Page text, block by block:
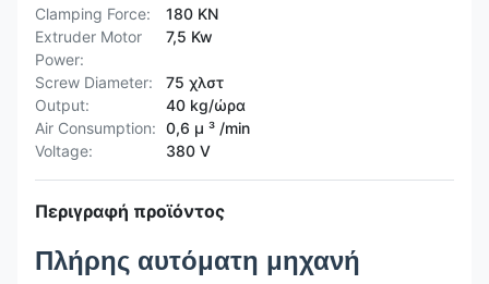
Clamping Force:
180 KN
Extruder Motor
Power:
7,5 Kw
Screw Diameter:
75 χλστ
Output:
40 kg/ώρα
Air Consumption: 0,6 μ ³ /min
Voltage:
380 V
Περιγραφή προϊόντος
Πλήρης αυτόματη μηχανή